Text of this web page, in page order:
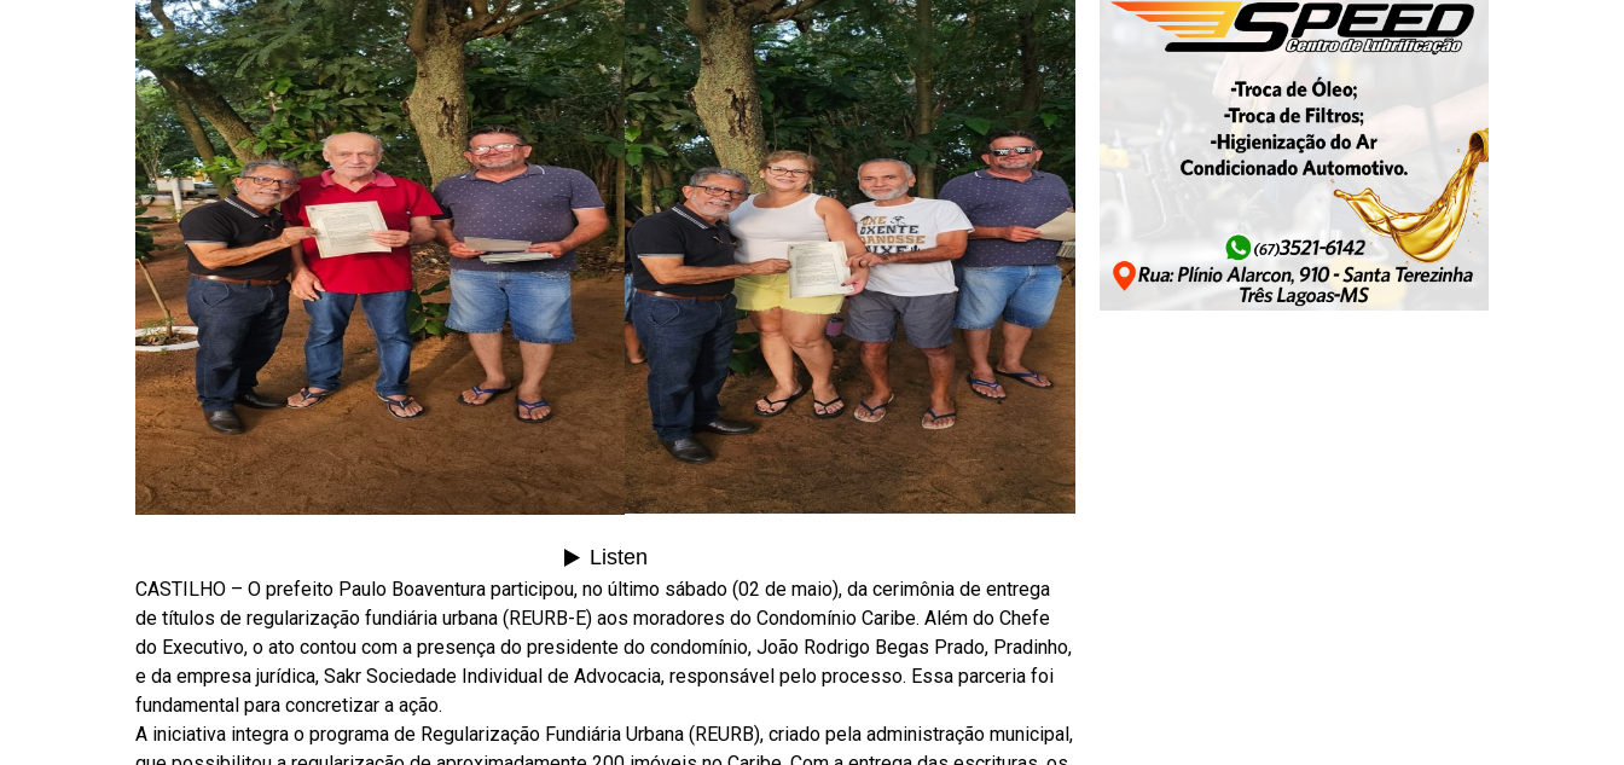
CASTILHO – O prefeito Paulo Boaventura participou, no último sábado (02 de maio), da cerimônia de entrega
de títulos de regularização fundiária urbana (REURB-E) aos moradores do Condomínio Caribe. Além do Chefe
do Executivo, o ato contou com a presença do presidente do condomínio, João Rodrigo Begas Prado, Pradinho,
e da empresa jurídica, Sakr Sociedade Individual de Advocacia, responsável pelo processo. Essa parceria foi
fundamental para concretizar a ação.
A iniciativa integra o programa de Regularização Fundiária Urbana (REURB), criado pela administração municipal,